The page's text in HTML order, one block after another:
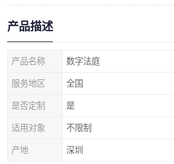
产品描述
产品名称 数字法庭
服务地区 全国
是否定制 是
适用对象 不限制
产地 深圳